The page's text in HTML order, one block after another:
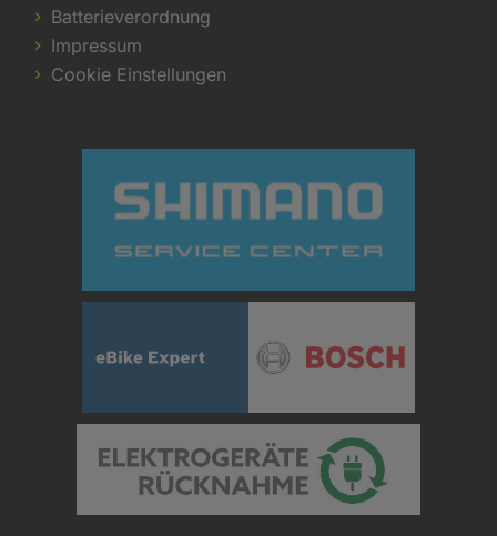
Batterieverordnung
Impressum
Cookie Einstellungen